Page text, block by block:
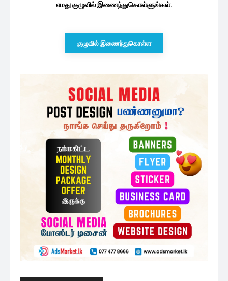
எமது குழுவில் இணைந்துகொள்ளுங்கள்.
குழுவில் இணைந்துகொள்ள